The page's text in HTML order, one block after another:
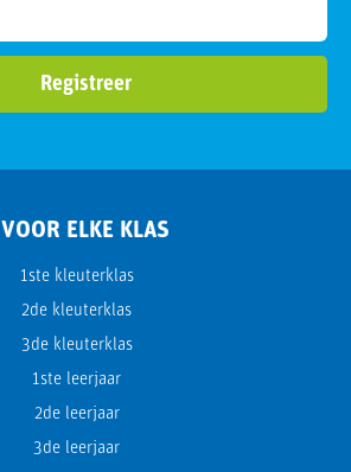
VOOR ELKE KLAS
1ste kleuterklas
2de kleuterklas
3de kleuterklas
1ste leerjaar
2de leerjaar
3de leerjaar